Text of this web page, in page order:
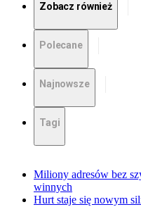
Zobacz również
Polecane
Najnowsze
Tagi
Miliony adresów bez
winnych
Hurt staje się nowym